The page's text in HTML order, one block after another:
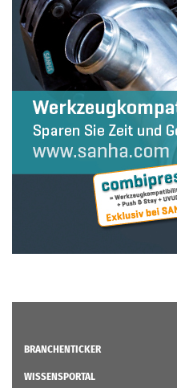
BRANCHENTICKER
WISSENSPORTAL